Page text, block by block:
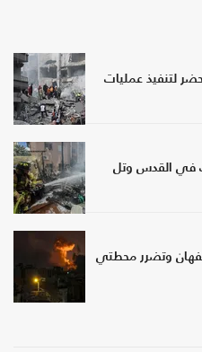
لتنفيذ عمليات
في القدس وتل
وتضرر محطتي